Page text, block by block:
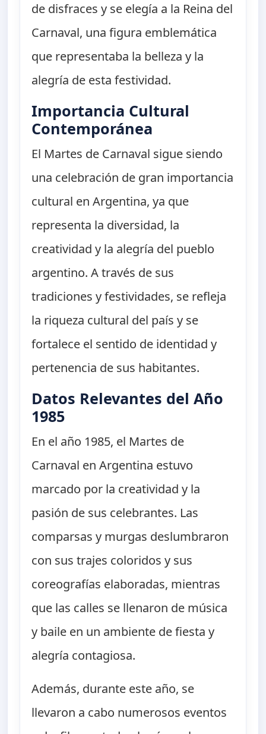
de disfraces y se elegía a la Reina del
Carnaval, una figura emblemática
que representaba la belleza y la
alegría de esta festividad.
Importancia Cultural
Contemporánea
El Martes de Carnaval sigue siendo
una celebración de gran importancia
cultural en Argentina, ya que
representa la diversidad, la
creatividad y la alegría del pueblo
argentino. A través de sus
tradiciones y festividades, se refleja
la riqueza cultural del país y se
fortalece el sentido de identidad y
pertenencia de sus habitantes.
Datos Relevantes del Año
1985
En el año 1985, el Martes de
Carnaval en Argentina estuvo
marcado por la creatividad y la
pasión de sus celebrantes. Las
comparsas y murgas deslumbraron
con sus trajes coloridos y sus
coreografías elaboradas, mientras
que las calles se llenaron de música
y baile en un ambiente de fiesta y
alegría contagiosa.
Además, durante este año, se
llevaron a cabo numerosos eventos